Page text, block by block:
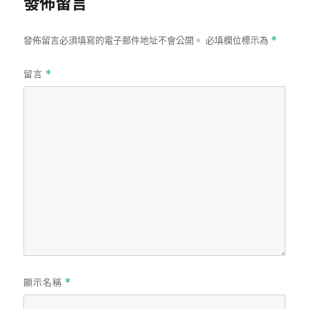
發佈留言必須填寫的電子郵件地址不會公開。 必填欄位標示為 *
留言 *
顯示名稱 *